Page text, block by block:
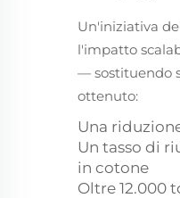
Un'iniziativa
l'impatto
— sostituendo
ottenuto:
Una
Un tasso di
in cotone
Oltre 12.000